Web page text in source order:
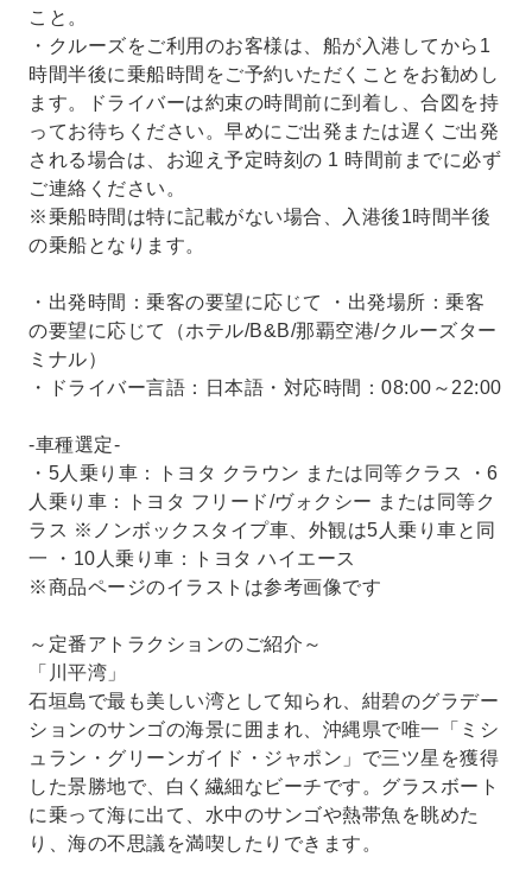
こと。
・クルーズをご利用のお客様は、船が入港してから1
時間半後に乗船時間をご予約いただくことをお勧めし
ます。ドライバーは約束の時間前に到着し、合図を持
ってお待ちください。早めにご出発または遅くご出発
される場合は、お迎え予定時刻の 1 時間前までに必ず
ご連絡ください。
※乗船時間は特に記載がない場合、入港後1時間半後
の乗船となります。
・出発時間：乗客の要望に応じて ・出発場所：乗客
の要望に応じて（ホテル/B&B/那覇空港/クルーズター
ミナル）
・ドライバー言語：日本語・対応時間：08:00～22:00
-車種選定-
・5人乗り車：トヨタ クラウン または同等クラス ・6
人乗り車：トヨタ フリード/ヴォクシー または同等ク
ラス ※ノンボックスタイプ車、外観は5人乗り車と同
一 ・10人乗り車：トヨタ ハイエース
※商品ページのイラストは参考画像です
～定番アトラクションのご紹介～
「川平湾」
石垣島で最も美しい湾として知られ、紺碧のグラデー
ションのサンゴの海景に囲まれ、沖縄県で唯一「ミシ
ュラン・グリーンガイド・ジャポン」で三ツ星を獲得
した景勝地で、白く繊細なビーチです。グラスボート
に乗って海に出て、水中のサンゴや熱帯魚を眺めた
り、海の不思議を満喫したりできます。